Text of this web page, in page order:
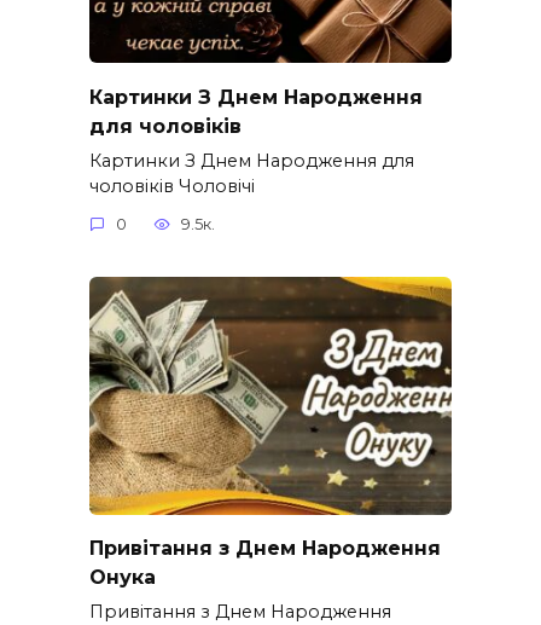
Картинки З Днем Народження
для чоловіків​
Картинки З Днем Народження для
чоловіків​ Чоловічі
0 9.5к.
Привітання з Днем Народження
Онука
Привітання з Днем Народження